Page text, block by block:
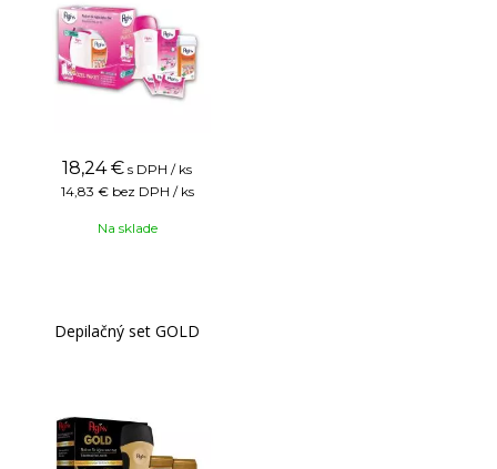
18,24 € s DPH / ks
14,83 € bez DPH / ks
Na sklade
Depilačný set GOLD